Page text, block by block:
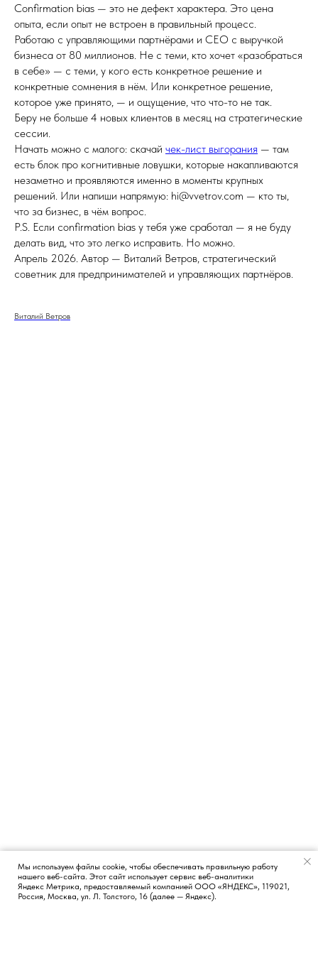
Confirmation bias — это не дефект характера. Это цена
опыта, если опыт не встроен в правильный процесс.
Работаю с управляющими партнёрами и CEO с выручкой
бизнеса от 80 миллионов. Не с теми, кто хочет «разобраться
в себе» — с теми, у кого есть конкретное решение и
конкретные сомнения в нём. Или конкретное решение,
которое уже принято, — и ощущение, что что-то не так.
Беру не больше 4 новых клиентов в месяц на стратегические
сессии.
Начать можно с малого: скачай чек-лист выгорания — там
есть блок про когнитивные ловушки, которые накапливаются
незаметно и проявляются именно в моменты крупных
решений. Или напиши напрямую: hi@vvetrov.com — кто ты,
что за бизнес, в чём вопрос.
P.S. Если confirmation bias у тебя уже сработал — я не буду
делать вид, что это легко исправить. Но можно.
Апрель 2026. Автор — Виталий Ветров, стратегический
советник для предпринимателей и управляющих партнёров.
Виталий Ветров
Появился вопрос?
Мы используем файлы cookie, чтобы обеспечивать правильную работу
нашего веб-сайта. Этот сайт использует сервис веб-аналитики
Яндекс Метрика, предоставляемый компанией ООО «ЯНДЕКС», 119021,
Россия, Москва, ул. Л. Толстого, 16 (далее — Яндекс).